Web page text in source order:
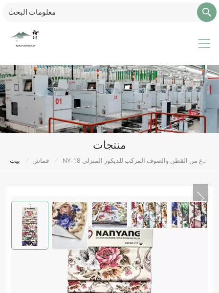
منتجات
بيت / قماش / NY-18 تقليد فائق النعومة المطبوع من القطن والصوف المركب للديكور المنزلي
المركب للديكور المنزلي